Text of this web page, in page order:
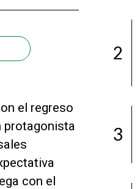
el regreso
protagonista
con el
2
3